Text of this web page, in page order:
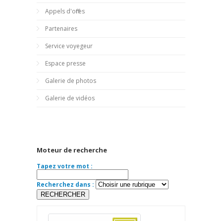
Appels d'offres
Partenaires
Service voyegeur
Espace presse
Galerie de photos
Galerie de vidéos
Moteur de recherche
Tapez votre mot :
Recherchez dans :